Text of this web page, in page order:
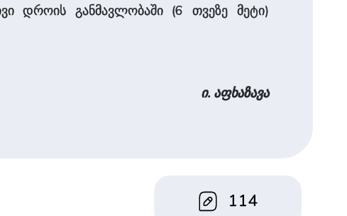
დროის განმავლობაში (6 თვეზე მეტი)
ი. აფხაზავა
114